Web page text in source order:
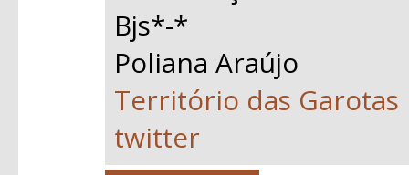
Bjs*-*
Poliana Araújo
Território das Garotas
twitter